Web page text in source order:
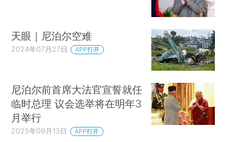
天眼｜尼泊尔空难
2024年07月27日 APP打开
尼泊尔前首席大法官宣誓就任
临时总理 议会选举将在明年3
月举行
2025年09月13日 APP打开